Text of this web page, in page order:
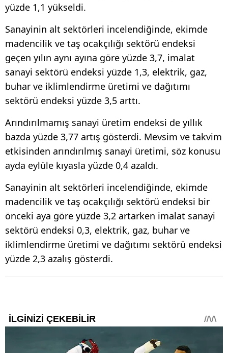
yüzde 1,1 yükseldi.
Sanayinin alt sektörleri incelendiğinde, ekimde
madencilik ve taş ocakçılığı sektörü endeksi
geçen yılın aynı ayına göre yüzde 3,7, imalat
sanayi sektörü endeksi yüzde 1,3, elektrik, gaz,
buhar ve iklimlendirme üretimi ve dağıtımı
sektörü endeksi yüzde 3,5 arttı.
Arındırılmamış sanayi üretim endeksi de yıllık
bazda yüzde 3,77 artış gösterdi. Mevsim ve takvim
etkisinden arındırılmış sanayi üretimi, söz konusu
ayda eylüle kıyasla yüzde 0,4 azaldı.
Sanayinin alt sektörleri incelendiğinde, ekimde
madencilik ve taş ocakçılığı sektörü endeksi bir
önceki aya göre yüzde 3,2 artarken imalat sanayi
sektörü endeksi 0,3, elektrik, gaz, buhar ve
iklimlendirme üretimi ve dağıtımı sektörü endeksi
yüzde 2,3 azalış gösterdi.